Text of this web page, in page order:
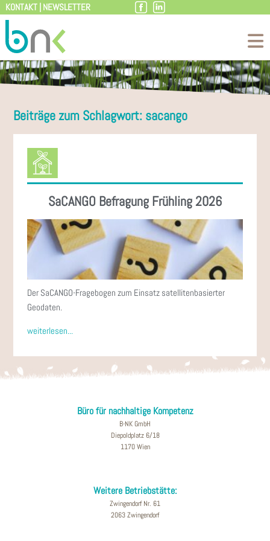
Zum
Inhalt
KONTAKT| NEWSLETTER
Beiträge zum Schlagwort: sacango
SaCANGO Befragung Frühling 2026
Der SaCANGO-Fragebogen zum Einsatz satellitenbasierter
Geodaten.
weiterlesen...
Büro für nachhaltige Kompetenz
B-NK GmbH
Diepoldplatz 6/18
1170 Wien
Weitere Betriebstätte:
Zwingendorf Nr. 61
2063 Zwingendorf